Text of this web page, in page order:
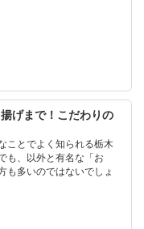
げまで！こだわりの
ことでよく知られる栃木
も、以外と有名な「お
も多いのではないでしょ